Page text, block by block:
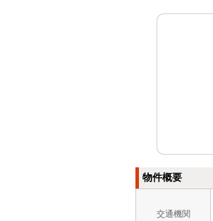
物件概要
交通機関